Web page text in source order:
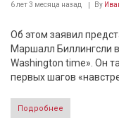
6 лет 3 месяца назад By
Об этом заявил
Маршалл Биллингсли
Washington time». Он
первых шагов
Подробнее